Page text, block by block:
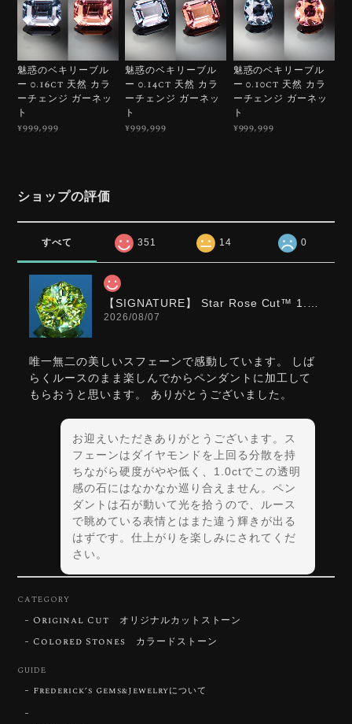
魅惑のベキリーブル
ー 0.16ct 天然 カラ
ーチェンジ ガーネッ
ト
¥999,999
魅惑のベキリーブル
ー 0.14ct 天然 カラ
ーチェンジ ガーネッ
ト
¥999,999
魅惑のベキリーブル
ー 0.10ct 天然 カラ
ーチェンジ ガーネッ
ト
¥999,999
ショップの評価
すべて 351 14 0
2026/08/07
唯一無二の美しいスフェーンで感動しています。 しば
らくルースのまま楽しんでからペンダントに加工して
もらおうと思います。 ありがとうございました。
お迎えいただきありがとうございます。ス
フェーンはダイヤモンドを上回る分散を持
ちながら硬度がやや低く、1.0ctでこの透明
感の石にはなかなか巡り合えません。ペン
ダントは石が動いて光を拾うので、ルース
で眺めている表情とはまた違う輝きが出る
はずです。仕上がりを楽しみにされてくだ
さい。
2026/07/30
CATEGORY
Original Cut オリジナルカットストーン
Colored Stones カラードストーン
GUIDE
Frederick’s Gems&Jewelryについて